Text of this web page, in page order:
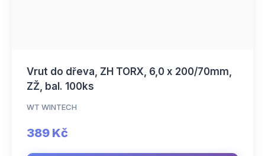
Vrut do dřeva, ZH TORX, 6,0 x 200/70mm,
ZŽ, bal. 100ks
WT WINTECH
389 Kč